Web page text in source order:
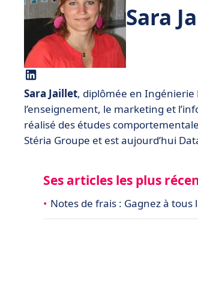
Sara
Sara Jaillet, diplômée en Ingénierie
l’enseignement, le marketing et
réalisé des études
Stéria Groupe et est aujourd’hui
Ses articles les plus
Notes de frais : Gagnez à tous